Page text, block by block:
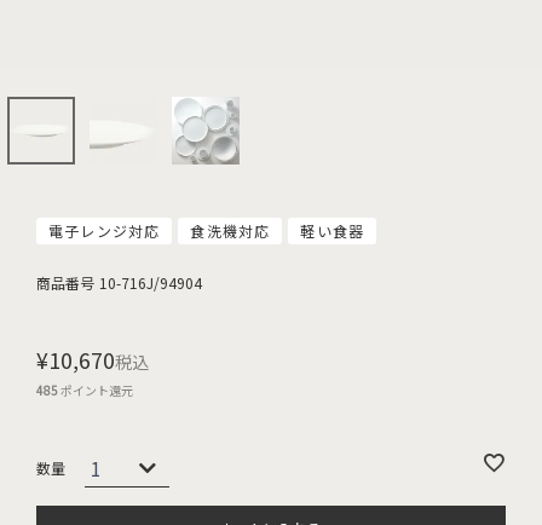
電子レンジ対応 食洗機対応 軽い食器
商品番号 10-716J/94904
¥10,670税込
485ポイント還元